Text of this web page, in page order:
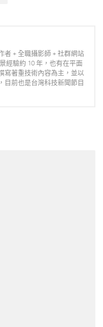
者 + 全職攝影師 + 社群網站
經驗約 10 年，也有在平面
寫著重技術內容為主，並以
目前也是台灣科技新聞節目